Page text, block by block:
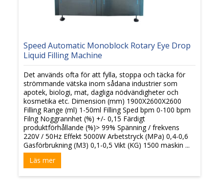
Speed Automatic Monoblock Rotary Eye Drop
Liquid Filling Machine
Det används ofta för att fylla, stoppa och täcka för
strömmande vätska inom sådana industrier som
apotek, biologi, mat, dagliga nödvändigheter och
kosmetika etc. Dimension (mm) 1900X2600X2600
Filling Range (ml) 1-50ml Filling Sped bpm 0-100 bpm
Filng Noggrannhet (%) +/- 0,15 Färdigt
produktförhållande (%)> 99% Spänning / frekvens
220V / 50Hz Effekt 5000W Arbetstryck (MPa) 0,4-0,6
Gasförbrukning (M3) 0,1-0,5 Vikt (KG) 1500 maskin ...
Läs mer